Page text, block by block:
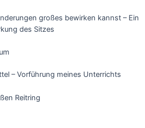
großes bewirken kannst – Ein
des Sitzes
– Vorführung meines Unterrichts
Reitring